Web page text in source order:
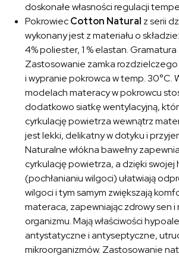
doskonałe własności regulacji
PokrowiecCotton Natural z serii
wykonany jest z materiału o
4% poliester, 1 % elastan.
Zastosowanie zamka rozdzielczego
i wypranie pokrowca w temp. 30°C.
modelach materacy w pokrowcu
dodatkowo siatkę wentylacyjną,
cyrkulację powietrza wewnątrz
jest lekki, delikatny w dotyku i
Naturalne włókna bawełny
cyrkulację powietrza, a dzięki swojej
(pochłanianiu wilgoci) ułatwiają
wilgoci i tym samym zwiększają
materaca, zapewniając zdrowy sen
organizmu. Mają właściwości
antystatyczne i antyseptyczne,
mikroorganizmów. Zastosowanie